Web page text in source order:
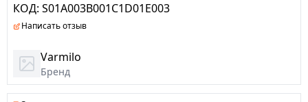
КОД: S01A003B001C1D01E003
Написать отзыв
Varmilo
Бренд